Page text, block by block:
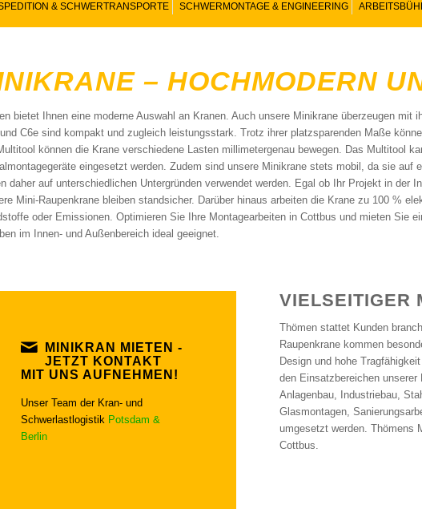
& SCHWERTRANSPORTE SCHWERMONTAGE & ENGINEERING
– HOCHMODERN
bietet Ihnen eine moderne Auswahl an Kranen. Auch unsere Minikrane überzeugen mit
C6e sind kompakt und zugleich leistungsstark. Trotz ihrer platzsparenden Maße
können die Krane verschiedene Lasten millimetergenau bewegen. Das Multitool
eingesetzt werden. Zudem sind unsere Minikrane stets mobil, da sie auf
daher auf unterschiedlichen Untergründen verwendet werden. Egal ob Ihr Projekt in der
Mini-Raupenkrane bleiben standsicher. Darüber hinaus arbeiten die Krane zu 100 %
oder Emissionen. Optimieren Sie Ihre Montagearbeiten in Cottbus und mieten Sie
im Innen- und Außenbereich ideal geeignet.
MINIKRAN MIETEN -
JETZT KONTAKT
MIT UNS AUFNEHMEN!
Unser Team der Kran- und
Schwerlastlogistik Potsdam &
Berlin
VIELSEITIGER
Thömen stattet Kunden
Raupenkrane kommen
Design und hohe
den Einsatzbereichen
Anlagenbau, Industriebau,
Glasmontagen,
umgesetzt werden. Thömens
Cottbus.